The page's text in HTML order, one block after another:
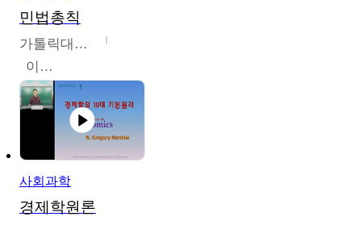
민법총칙
가톨릭대학교
이홍민
사회과학
경제학원론